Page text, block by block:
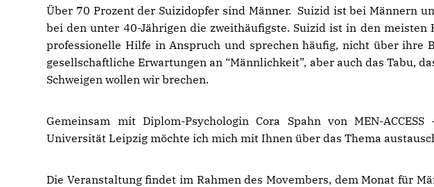
Über 70 Prozent der Suizidopfer sind Männer. Suizid ist bei Männern
bei den unter 40-Jährigen die zweithäufigste. Suizid ist in den meisten
professionelle Hilfe in Anspruch und sprechen häufig, nicht über ihre
gesellschaftliche Erwartungen an “Männlichkeit”, aber auch das Tabu,
Schweigen wollen wir brechen.
Gemeinsam mit Diplom-Psychologin Cora Spahn von MEN-
Universität Leipzig möchte ich mich mit Ihnen über das Thema
Die Veranstaltung findet im Rahmen des Movembers, dem Monat für